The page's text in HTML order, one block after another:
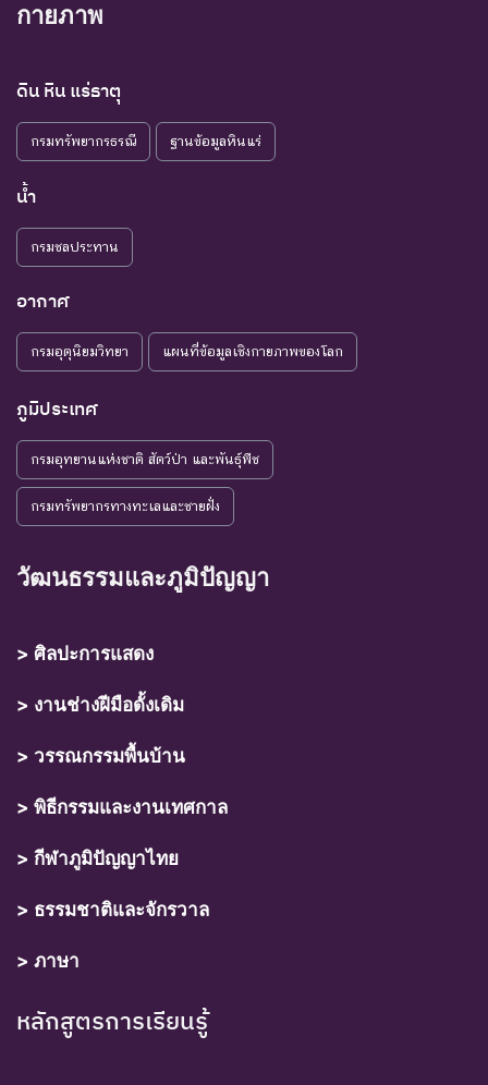
กายภาพ
ดิน หิน แร่ธาตุ
กรมทรัพยากรธรณี ฐานข้อมูลหินแร่
น้ำ
กรมชลประทาน
อากาศ
กรมอุตุนิยมวิทยา แผนที่ข้อมูลเชิงกายภาพของโลก
ภูมิประเทศ
กรมอุทยานแห่งชาติ สัตว์ป่า และพันธุ์พืช
กรมทรัพยากรทางทะเลและชายฝั่ง
วัฒนธรรมและภูมิปัญญา
> ศิลปะการแสดง
> งานช่างฝีมือดั้งเดิม
> วรรณกรรมพื้นบ้าน
> พิธีกรรมและงานเทศกาล
> กีฬาภูมิปัญญาไทย
> ธรรมชาติและจักรวาล
> ภาษา
หลักสูตรการเรียนรู้